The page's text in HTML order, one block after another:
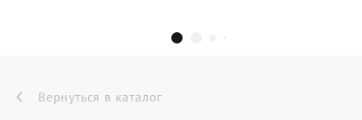
Dr.Koffer Outlet
Новинки
Вернуться в каталог